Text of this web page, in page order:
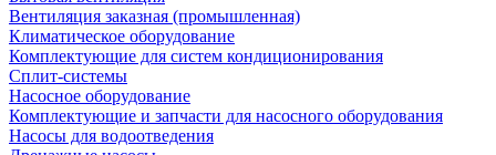
Вентиляция заказная (промышленная)
Климатическое оборудование
Комплектующие для систем кондиционирования
Сплит-системы
Насосное оборудование
Комплектующие и запчасти для насосного оборудования
Насосы для водоотведения